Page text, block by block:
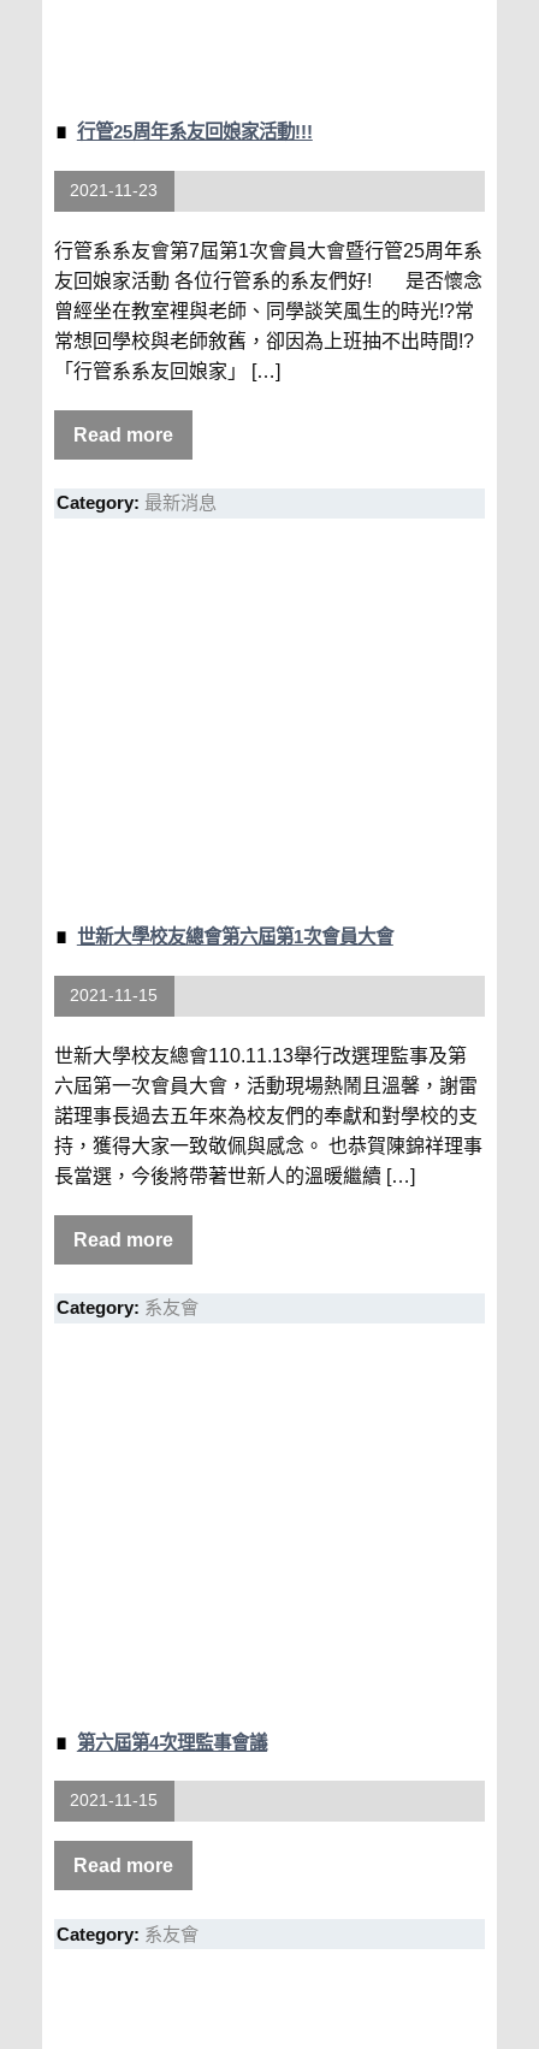
行管25周年系友回娘家活動!!!
2021-11-23
行管系系友會第7屆第1次會員大會暨行管25周年系
友回娘家活動 各位行管系的系友們好! 是否懷念
曾經坐在教室裡與老師、同學談笑風生的時光!?常
常想回學校與老師敘舊，卻因為上班抽不出時間!?
「行管系系友回娘家」 […]
Read more
Category: 最新消息
世新大學校友總會第六屆第1次會員大會
2021-11-15
世新大學校友總會110.11.13舉行改選理監事及第
六屆第一次會員大會，活動現場熱鬧且溫馨，謝雷
諾理事長過去五年來為校友們的奉獻和對學校的支
持，獲得大家一致敬佩與感念。 也恭賀陳錦祥理事
長當選，今後將帶著世新人的溫暖繼續 […]
Read more
Category: 系友會
第六屆第4次理監事會議
2021-11-15
Read more
Category: 系友會